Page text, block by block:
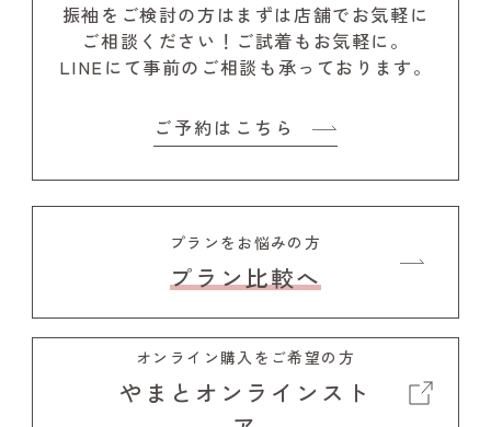
振袖をご検討の方はまずは店舗でお気軽に
ご相談ください！ ご試着もお気軽に。
LINEにて事前のご相談も承っております。
ご予約はこちら
プランをお悩みの方
プラン比較へ
オンライン購入をご希望の方
やまとオンラインスト